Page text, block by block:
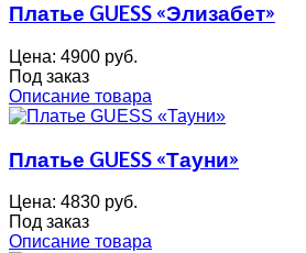
Платье GUESS «Элизабет»
Цена: 4900 руб.
Под заказ
Описание товара
Платье GUESS «Тауни»
Цена: 4830 руб.
Под заказ
Описание товара